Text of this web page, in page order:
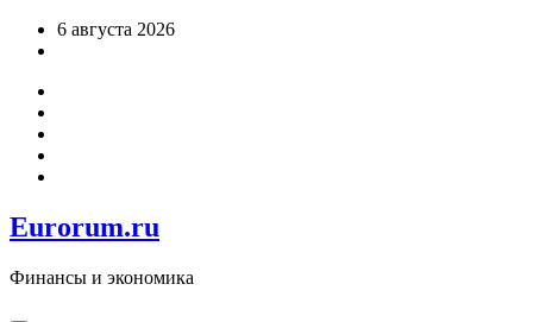
Перейти6 августа 2026
Eurorum.ru
Финансы и экономика